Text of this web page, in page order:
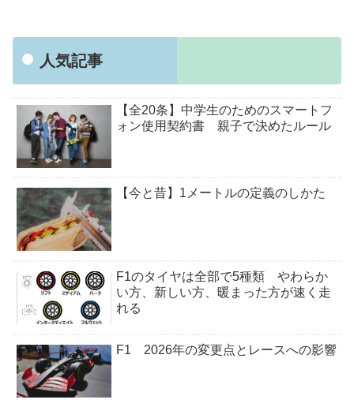
人気記事
【全20条】中学生のためのスマートフ
ォン使用契約書 親子で決めたルール
【今と昔】1メートルの定義のしかた
F1のタイヤは全部で5種類 やわらか
い方、新しい方、暖まった方が速く走
れる
F1 2026年の変更点とレースへの影響